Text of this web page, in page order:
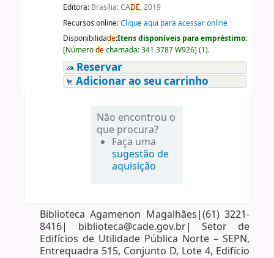
Editora: Brasília: CADE, 2019
Recursos online:Clique aqui para acessar online
Disponibilidade:Itens disponíveis para empréstimo:
[Númerodechamada:341.3787 W926] (1).
Reservar
Adicionar ao seu carrinho
Não encontrou o
que procura?
Faça uma
sugestão de
aquisição
Biblioteca Agamenon Magalhães|(61) 3221-
8416| biblioteca@cade.gov.br| Setor de
Edifícios de Utilidade Pública Norte – SEPN,
Entrequadra 515, Conjunto D, Lote 4, Edifício